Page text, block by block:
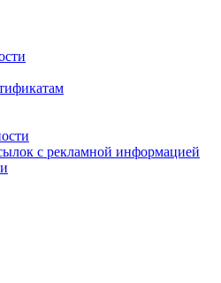
с рекламной информацией